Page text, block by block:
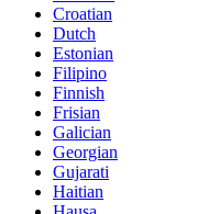
Croatian
Dutch
Estonian
Filipino
Finnish
Frisian
Galician
Georgian
Gujarati
Haitian